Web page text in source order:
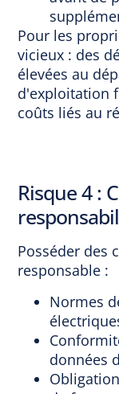
Pour les
vicieux : des
élevées au
d'exploitation
coûts liés au
Risque 4 :
Posséder des
responsable :
Normes
données